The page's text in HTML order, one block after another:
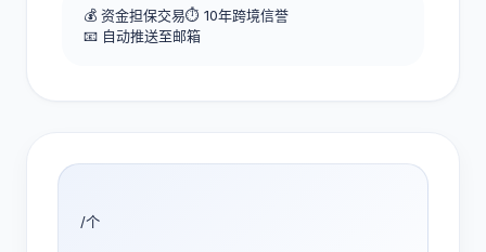
💰 资金担保交易⏱️ 10年跨境信誉
📧 自动推送至邮箱
/个